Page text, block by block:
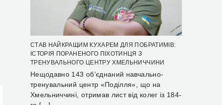
СТАВ НАЙКРАЩИМ КУХАРЕМ ДЛЯ ПОБРАТИМІВ:
ІСТОРІЯ ПОРАНЕНОГО ПІХОТИНЦЯ З
ТРЕНУВАЛЬНОГО ЦЕНТРУ ХМЕЛЬНИЧЧИНИ
Нещодавно 143 об’єднаний навчально-
тренувальний центр «Поділля», що на
Хмельниччині, отримав лист від колег із 184-